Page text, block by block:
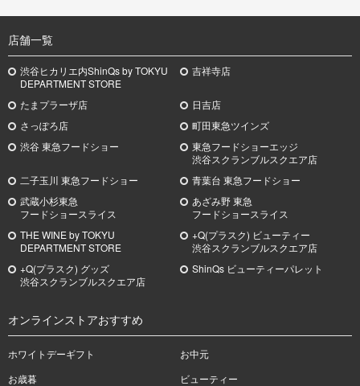
店舗一覧
渋谷ヒカリエ内ShinQs by TOKYU
DEPARTMENT STORE
吉祥寺店
たまプラーザ店
日吉店
さっぽろ店
町田東急ツインズ
渋谷 東急フードショー
東急フードショーエッジ
渋谷スクランブルスクエア店
二子玉川 東急フードショー
青葉台 東急フードショー
武蔵小杉東急
フードショースライス
あざみ野東急
フードショースライス
THE WINE by TOKYU
DEPARTMENT STORE
+Q(プラスク) ビューティー
渋谷スクランブルスクエア店
+Q(プラスク) グッズ
渋谷スクランブルスクエア店
ShinQs ビューティーパレット
オンラインストアおすすめ
ホワイトデーギフト
お中元
お歳暮
ビューティー